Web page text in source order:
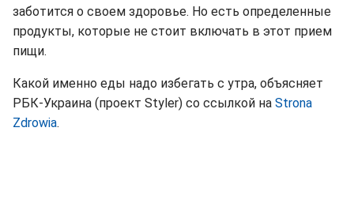
заботится о своем здоровье. Но есть определенные
продукты, которые не стоит включать в этот прием
пищи.
Какой именно еды надо избегать с утра, объясняет
РБК-Украина (проект Styler) со ссылкой на Strona
Zdrowia.